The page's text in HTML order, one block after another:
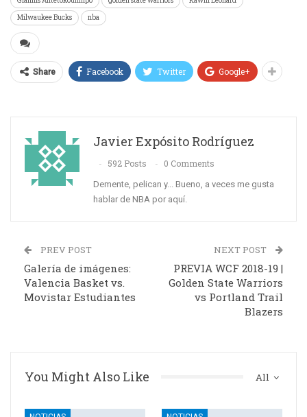
Milwaukee Bucks
nba
Share Facebook Twitter Google+
Javier Expósito Rodríguez
592 Posts 0 Comments
Demente, pelican y... Bueno, a veces me gusta
hablar de NBA por aquí.
PREV POST
Galería de imágenes:
Valencia Basket vs.
Movistar Estudiantes
NEXT POST
PREVIA WCF 2018-19 |
Golden State Warriors
vs Portland Trail
Blazers
All
You Might Also Like